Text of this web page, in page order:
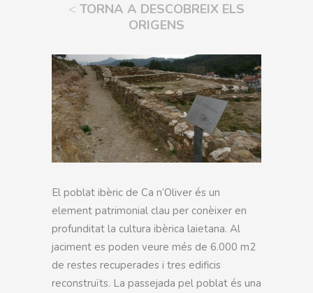
< TORNA A DESCOBREIX ELS
ORIGENS
El poblat ibèric de Ca n’Oliver és un
element patrimonial clau per conèixer en
profunditat la cultura ibèrica laietana. Al
jaciment es poden veure més de 6.000 m2
de restes recuperades i tres edificis
reconstruïts. La passejada pel poblat és una